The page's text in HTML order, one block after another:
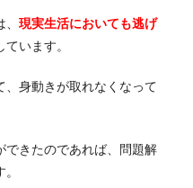
現実生活においても逃げ
います。
、身動きが取れなくなって
できたのであれば、問題解